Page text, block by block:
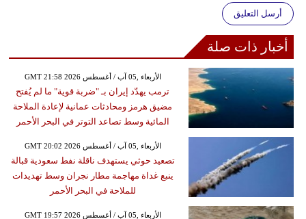
أرسل التعليق
أخبار ذات صلة
GMT 21:58 2026 الأربعاء ,05 آب / أغسطس
ترمب يهدّد إيران بـ "ضربة قوية" ما لم يُفتح
مضيق هرمز ومحادثات عمانية لإعادة الملاحة
المائية وسط تصاعد التوتر في البحر الأحمر
GMT 20:02 2026 الأربعاء ,05 آب / أغسطس
تصعيد حوثي يستهدف ناقلة نفط سعودية قبالة
ينبع غداة مهاجمة مطار نجران وسط تهديدات
للملاحة في البحر الأحمر
GMT 19:57 2026 الأربعاء ,05 آب / أغسطس